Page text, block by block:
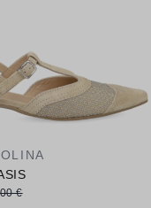
€